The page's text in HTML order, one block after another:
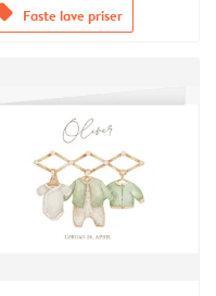
Faste lave priser